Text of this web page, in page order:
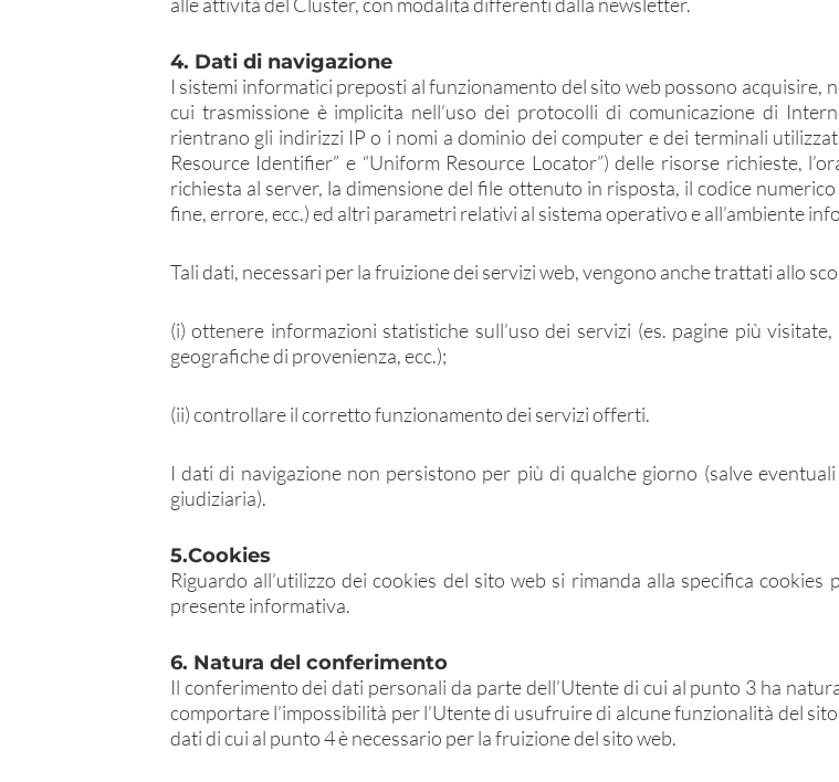
4. Dati di navigazione
I sistemi informatici preposti al funzionamento del sito web possono acquisire,
cui trasmissione è implicita nell’uso dei protocolli di comunicazione di
rientrano gli indirizzi IP o i nomi a dominio dei computer e dei terminali
Resource Identifier” e “Uniform Resource Locator”) delle risorse richieste,
richiesta al server, la dimensione del file ottenuto in risposta, il codice
fine, errore, ecc.) ed altri parametri relativi al sistema operativo e all’ambiente
Tali dati, necessari per la fruizione dei servizi web, vengono anche trattati allo
(i) ottenere informazioni statistiche sull’uso dei servizi (es. pagine più
geografiche di provenienza, ecc.);
(ii) controllare il corretto funzionamento dei servizi offerti.
I dati di navigazione non persistono per più di qualche giorno (salve
giudiziaria).
5.Cookies
Riguardo all’utilizzo dei cookies del sito web si rimanda alla specifica
presente informativa.
6. Natura del conferimento
Il conferimento dei dati personali da parte dell’Utente di cui al punto 3 ha
comportare l’impossibilità per l’Utente di usufruire di alcune funzionalità del
dati di cui al punto 4 è necessario per la fruizione del sito web.